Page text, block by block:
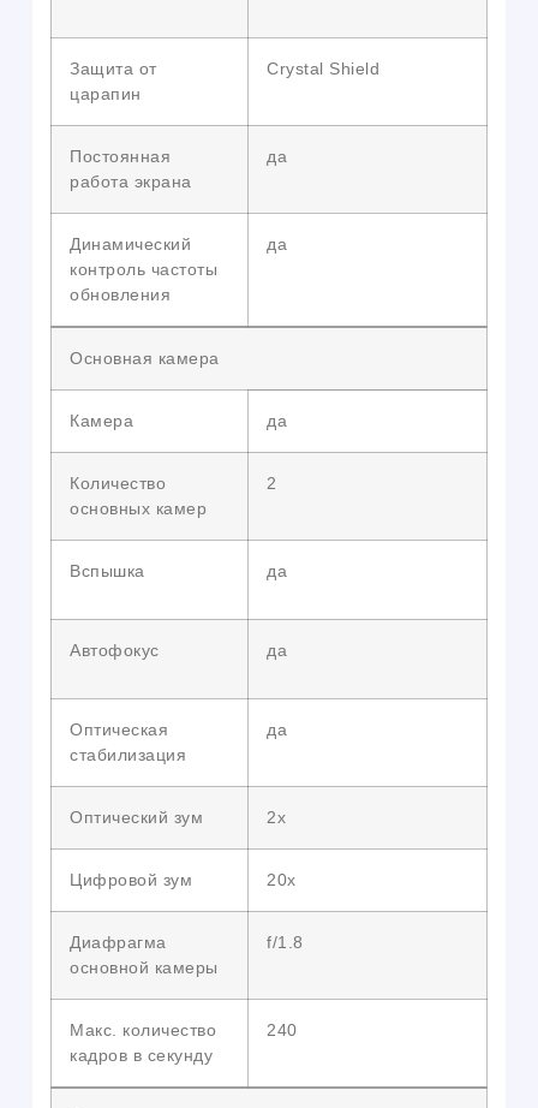
Защита от
царапин
Crystal Shield
Постоянная
работа экрана
да
Динамический
контроль частоты
обновления
да
Основная камера
Камера да
Количество
основных камер
2
Вспышка да
Автофокус да
Оптическая
стабилизация
да
Оптический зум 2х
Цифровой зум 20x
Диафрагма
основной камеры
f/1.8
Макс. количество
кадров в секунду
240